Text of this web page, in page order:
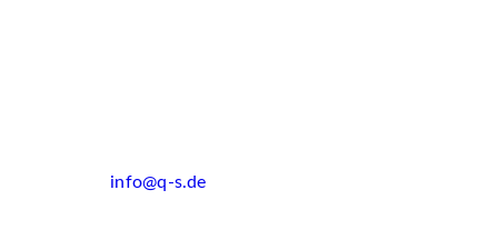
info@q-s.de